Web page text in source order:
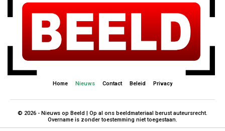
Home Nieuws Contact Beleid Privacy
© 2026 - Nieuws op Beeld | Op al ons beeldmateriaal berust auteursrecht.
Overname is zonder toestemming niet toegestaan.